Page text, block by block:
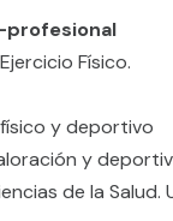
profesional
Físico.
y deportivo
y
de la Salud.